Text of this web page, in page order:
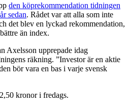
den köprekommendation tidningen
sedan. Rådet var att alla som inte
det blev en lyckad rekommendation,
än index.
Axelsson upprepade idag
räkning. ”Investor är en aktie
bör vara en bas i varje svensk
kronor i fredags.